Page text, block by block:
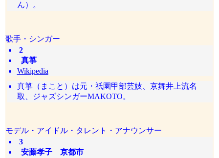
ん）。
歌手・シンガー
2
真箏
Wikipedia
真箏（まこと）は元・祇園甲部芸妓、京舞井上流名
取、ジャズシンガーMAKOTO。
モデル・アイドル・タレント・アナウンサー
3
安藤孝子 京都市